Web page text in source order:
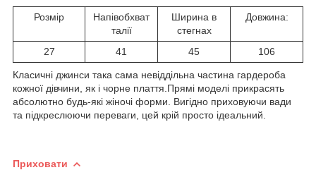
Розмір
Напівобхват
талії
Ширина в
стегнах
Довжина:
27 41 45 106
Класичні джинси така сама невіддільна частина гардероба
кожної дівчини, як і чорне плаття.Прямі моделі прикрасять
абсолютно будь-які жіночі форми. Вигідно приховуючи вади
та підкреслюючи переваги, цей крій просто ідеальний.
Приховати